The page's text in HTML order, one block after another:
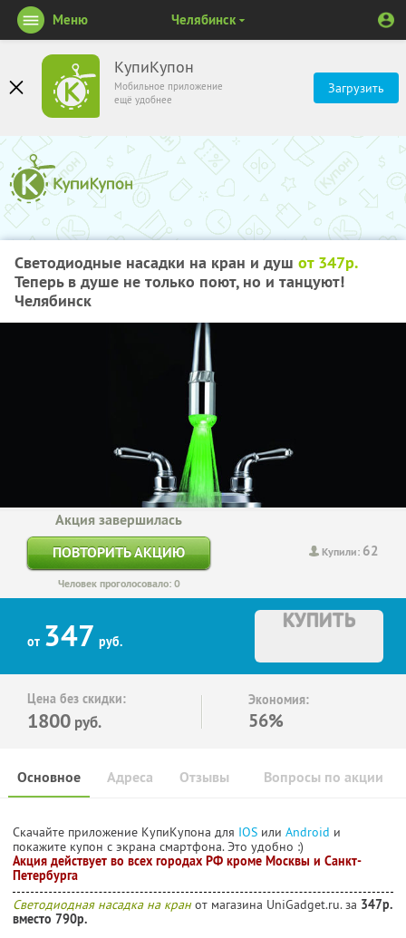
КупиКупон
Мобильное приложение
ещё удобнее
Загрузить
Меню Челябинск
Светодиодные насадки на кран и душ от 347р.
Теперь в душе не только поют, но и танцуют!
Челябинск
Купили: 62
Акция завершилась
ПОВТОРИТЬ АКЦИЮ
Человек проголосовало: 0
от 347 руб.
КУПИТЬ
Цена без скидки:
1800 руб.
Экономия:
56%
Основное Отзывы Вопросы по акции
Адреса
Скачайте приложение КупиКупона для IOS или Android и
покажите купон с экрана смартфона. Это удобно :)
Акция действует во всех городах РФ кроме Москвы и Санкт-
Петербурга
Светодиодная насадка на кранот магазина UniGadget.ru. за 347р.
вместо 790р.